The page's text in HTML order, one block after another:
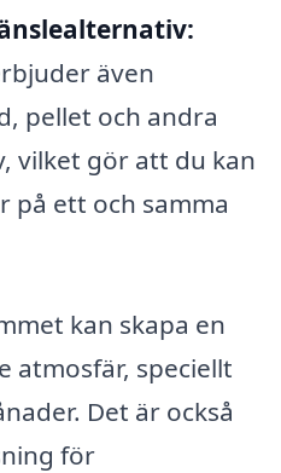
även
pellet och andra
vilket gör att du kan
på ett och samma
kan skapa en
atmosfär, speciellt
Det är också
för